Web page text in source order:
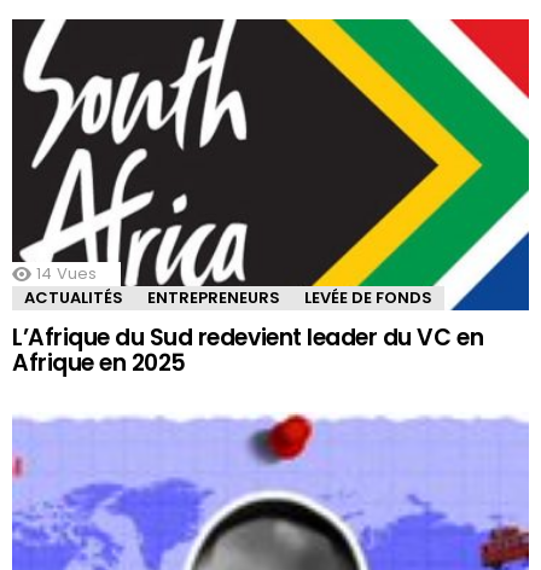
14 Vues
ACTUALITÉS
ENTREPRENEURS LEVÉE DE FONDS
L’Afrique du Sud redevient leader du VC en
Afrique en 2025